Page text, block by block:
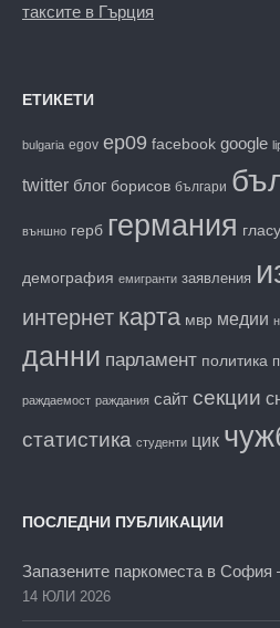
таксите в Гърция
ЕТИКЕТИ
bulgaria egov ep09 facebook google
twitter блог борисов българи
външно герб германия
демография емигранти заявления
интернет карта мвр медии
данни парламент политика
раждаемост раждания сайт секции
статистика студенти цик
ПОСЛЕДНИ ПУБЛИКАЦИИ
Запазените паркоместа в София
14 ЮЛИ 2026